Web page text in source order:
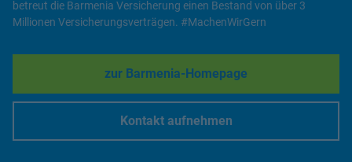
betreut die Barmenia Versicherung einen Bestand von über 3
Millionen Versicherungsverträgen. #MachenWirGern
zur Barmenia-Homepage
Link Opens in New Tab
Kontakt aufnehmen